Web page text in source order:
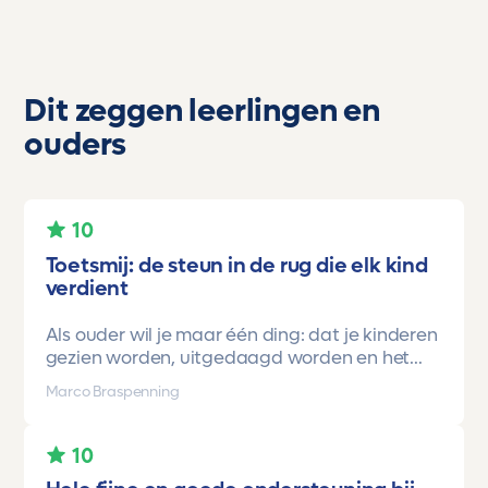
Dit zeggen leerlingen en
ouders
10
Toetsmij: de steun in de rug die elk kind
verdient
Als ouder wil je maar één ding: dat je kinderen
gezien worden, uitgedaagd worden en het
vertrouwen krijgen dat ze méér kunnen dan ze
zelf soms denken. Voor ons is Toetsmij daarin
Marco Braspenning
10